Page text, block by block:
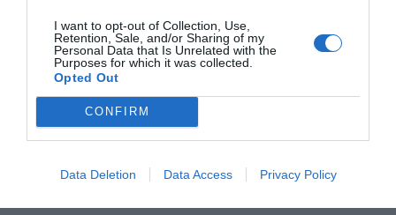
I want to opt-out of Collection, Use,
Retention, Sale, and/or Sharing of my
Personal Data that Is Unrelated with the
Purposes for which it was collected.
Opted Out
CONFIRM
Data Deletion Data Access Privacy Policy
adnak, na és Te?